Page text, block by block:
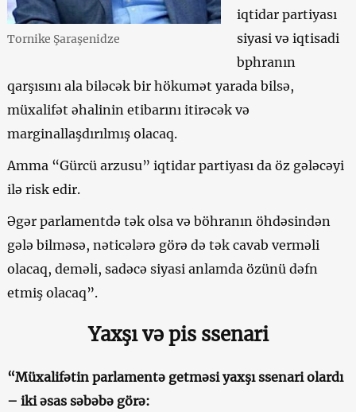
Tornike Şaraşenidze
iqtidar partiyası
siyasi və iqtisadi
bphranın
qarşısını ala biləcək bir hökumət yarada bilsə,
müxalifət əhalinin etibarını itirəcək və
marginallaşdırılmış olacaq.
Amma “Gürcü arzusu” iqtidar partiyası da öz gələcəyi
ilə risk edir.
Əgər parlamentdə tək olsa və böhranın öhdəsindən
gələ bilməsə, nəticələrə görə də tək cavab verməli
olacaq, deməli, sadəcə siyasi anlamda özünü dəfn
etmiş olacaq”.
Yaxşı və pis ssenari
“Müxalifətin parlamentə getməsi yaxşı ssenari olardı
– iki əsas səbəbə görə: